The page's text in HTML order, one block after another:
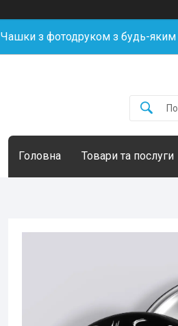
Чашки з фотодруком з будь-
Головна Товари та послуги